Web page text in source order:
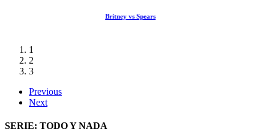
1
2
3
Previous
Next
SERIE: TODO Y NADA